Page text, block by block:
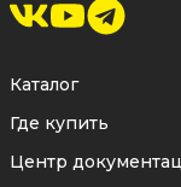
Каталог
Где купить
Центр